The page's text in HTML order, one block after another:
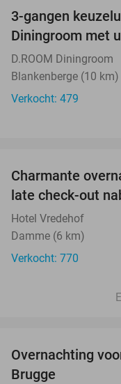
3-gangen
Diningroom met
D.ROOM Diningroom
Blankenberge (10 km)
Verkocht: 479
Charmante
late check-out
Hotel Vredehof
Damme (6 km)
Verkocht: 770
Overnachting
Brugge